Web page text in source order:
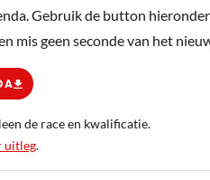
Gebruik de button
mis geen seconde van het
de race en kwalificatie.
uitleg.